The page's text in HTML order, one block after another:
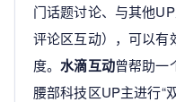
门话题讨论、与其他
评论区互动），可以有
度。水滴互动曾帮助一
腰部科技区UP主进行“